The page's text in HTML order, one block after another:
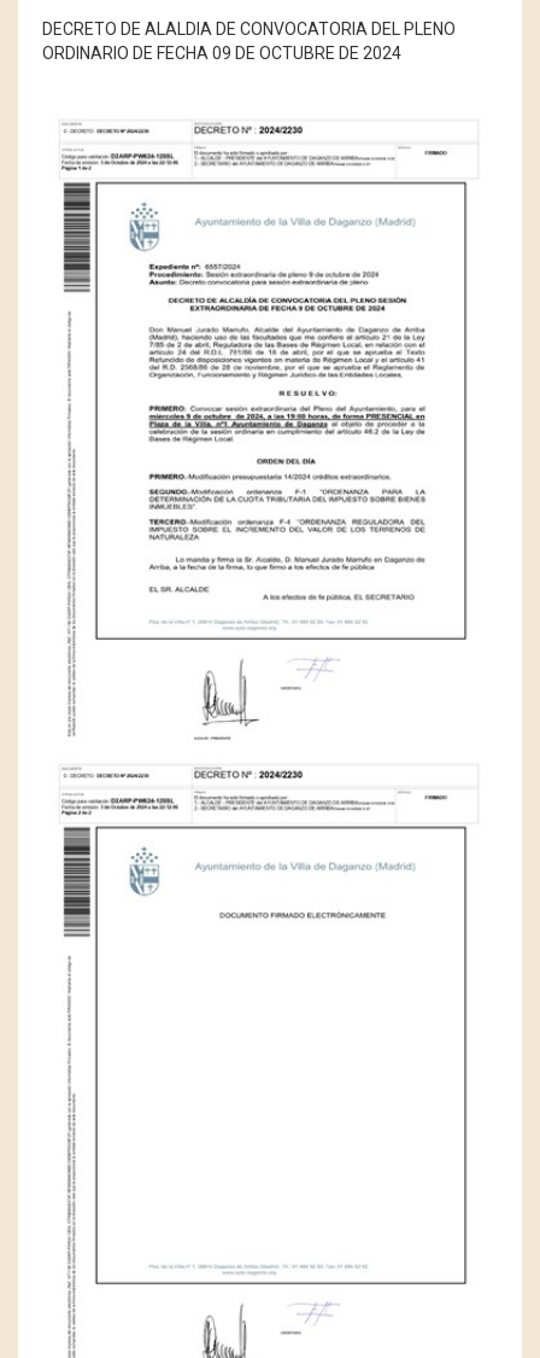
DECRETO DE ALALDIA DE CONVOCATORIA DEL PLENO
ORDINARIO DE FECHA 09 DE OCTUBRE DE 2024